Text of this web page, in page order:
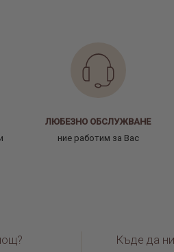
ЛЮБЕЗНО ОБСЛУЖВАНЕ
ние работим за Вас
Къде да